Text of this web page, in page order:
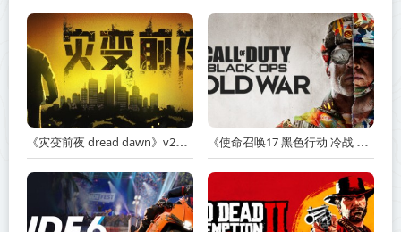
《灾变前夜 dread dawn》v20260530-免安装中文版丨中文版网盘下载 《使命召唤17 黑色行动 冷战 Call of Duty: Black Ops Cold War》v1.34.1.15931218-全DLC+送修改器丨中文版网盘下载